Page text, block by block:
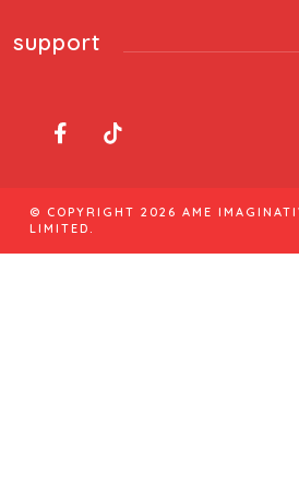
support
© COPYRIGHT 2026 AME
LIMITED.